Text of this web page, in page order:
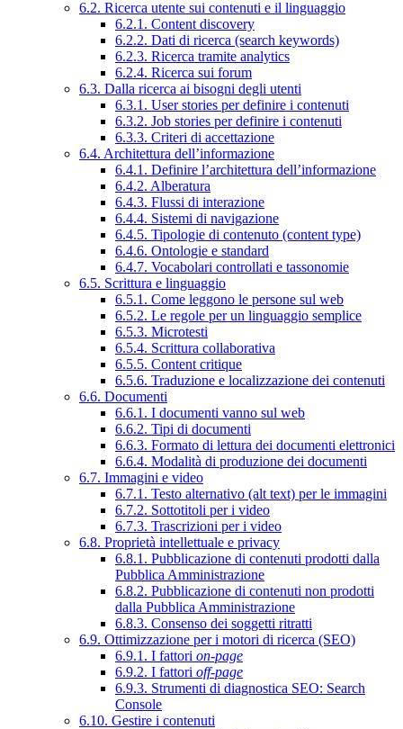
6.2. Ricerca utente sui contenuti e il linguaggio
6.2.1. Content discovery
6.2.2. Dati di ricerca (search keywords)
6.2.3. Ricerca tramite analytics
6.2.4. Ricerca sui forum
6.3. Dalla ricerca ai bisogni degli utenti
6.3.1. User stories per definire i contenuti
6.3.2. Job stories per definire i contenuti
6.3.3. Criteri di accettazione
6.4. Architettura dell’informazione
6.4.1. Definire l’architettura dell’informazione
6.4.2. Alberatura
6.4.3. Flussi di interazione
6.4.4. Sistemi di navigazione
6.4.5. Tipologie di contenuto (content type)
6.4.6. Ontologie e standard
6.4.7. Vocabolari controllati e tassonomie
6.5. Scrittura e linguaggio
6.5.1. Come leggono le persone sul web
6.5.2. Le regole per un linguaggio semplice
6.5.3. Microtesti
6.5.4. Scrittura collaborativa
6.5.5. Content critique
6.5.6. Traduzione e localizzazione dei contenuti
6.6. Documenti
6.6.1. I documenti vanno sul web
6.6.2. Tipi di documenti
6.6.3. Formato di lettura dei documenti elettronici
6.6.4. Modalità di produzione dei documenti
6.7. Immagini e video
6.7.1. Testo alternativo (alt text) per le immagini
6.7.2. Sottotitoli per i video
6.7.3. Trascrizioni per i video
6.8. Proprietà intellettuale e privacy
6.8.1. Pubblicazione di contenuti prodotti dalla
Pubblica Amministrazione
6.8.2. Pubblicazione di contenuti non prodotti
dalla Pubblica Amministrazione
6.8.3. Consenso dei soggetti ritratti
6.9. Ottimizzazione per i motori di ricerca (SEO)
6.9.1. I fattori on-page
6.9.2. I fattori off-page
6.9.3. Strumenti di diagnostica SEO: Search
Console
6.10. Gestire i contenuti